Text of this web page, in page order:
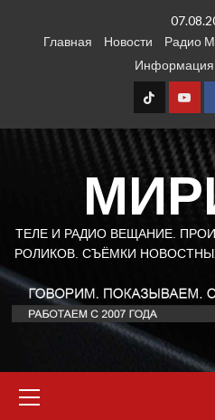
Главная
Новости Радио
Информация
TT
ТЕЛЕ И РАДИО ВЕЩАНИЕ.
РОЛИКОВ. СЪЁМКИ
меню